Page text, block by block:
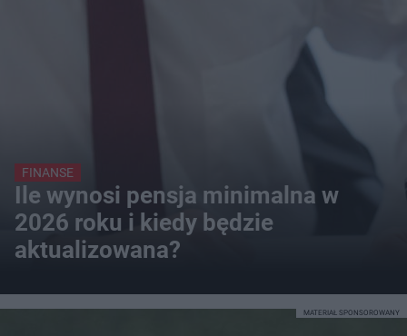
FINANSE
Ile wynosi pensja minimalna w
2026 roku i kiedy będzie
aktualizowana?
MATERIAŁ SPONSOROWANY